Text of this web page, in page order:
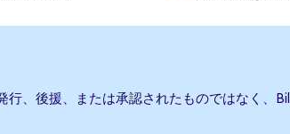
行、後援、または承認されたものではなく、